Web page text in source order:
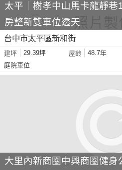
太平｜樹孝中山馬卡龍靜巷
房整新雙車位透天
台中市太平區新和街
建坪 29.39坪 屋齡 48.7年
庭院車位
大里內新商圈中興商圈健身